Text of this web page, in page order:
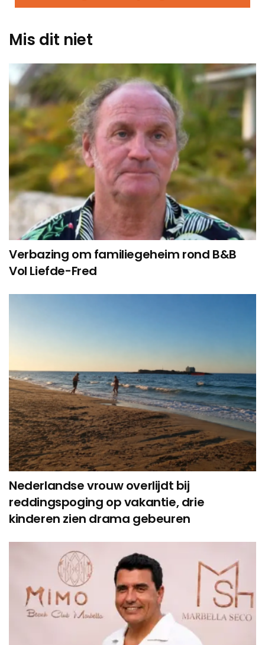
Mis dit niet
Verbazing om familiegeheim rond B&B
Vol Liefde-Fred
Nederlandse vrouw overlijdt bij
reddingspoging op vakantie, drie
kinderen zien drama gebeuren